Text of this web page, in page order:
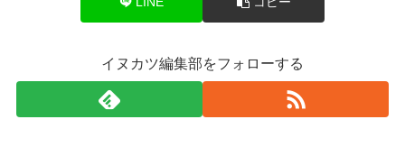
イヌカツ編集部をフォローする